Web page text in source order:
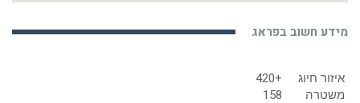
מידע חשוב בפראג
איזור חיוג
+420
משטרה
158